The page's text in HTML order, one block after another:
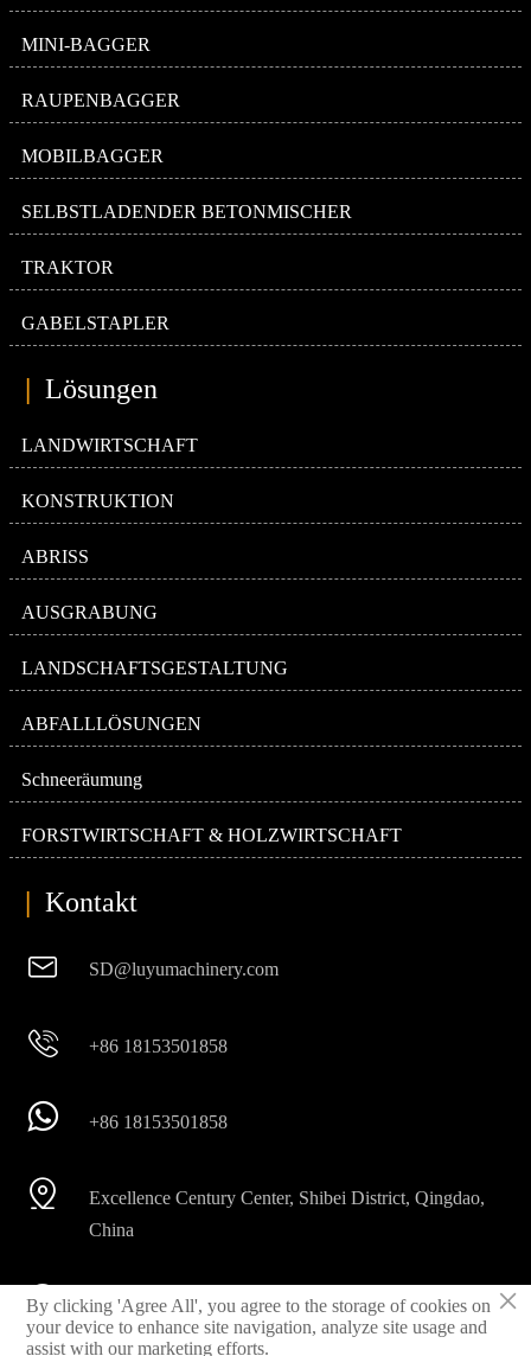
MINI-BAGGER
RAUPENBAGGER
MOBILBAGGER
SELBSTLADENDER BETONMISCHER
TRAKTOR
GABELSTAPLER
Lösungen
LANDWIRTSCHAFT
KONSTRUKTION
ABRISS
AUSGRABUNG
LANDSCHAFTSGESTALTUNG
ABFALLLÖSUNGEN
Schneeräumung
FORSTWIRTSCHAFT & HOLZWIRTSCHAFT
| Kontakt
 SD@luyumachinery.com
 +86 18153501858
 +86 18153501858

Excellence Century Center, Shibei District, Qingdao,
China

Shahe Industriegebiet, Laizhou Stadt, Provinz
Shandong, China
×
By clicking 'Agree All', you agree to the storage of cookies on
your device to enhance site navigation, analyze site usage and
assist with our marketing efforts.